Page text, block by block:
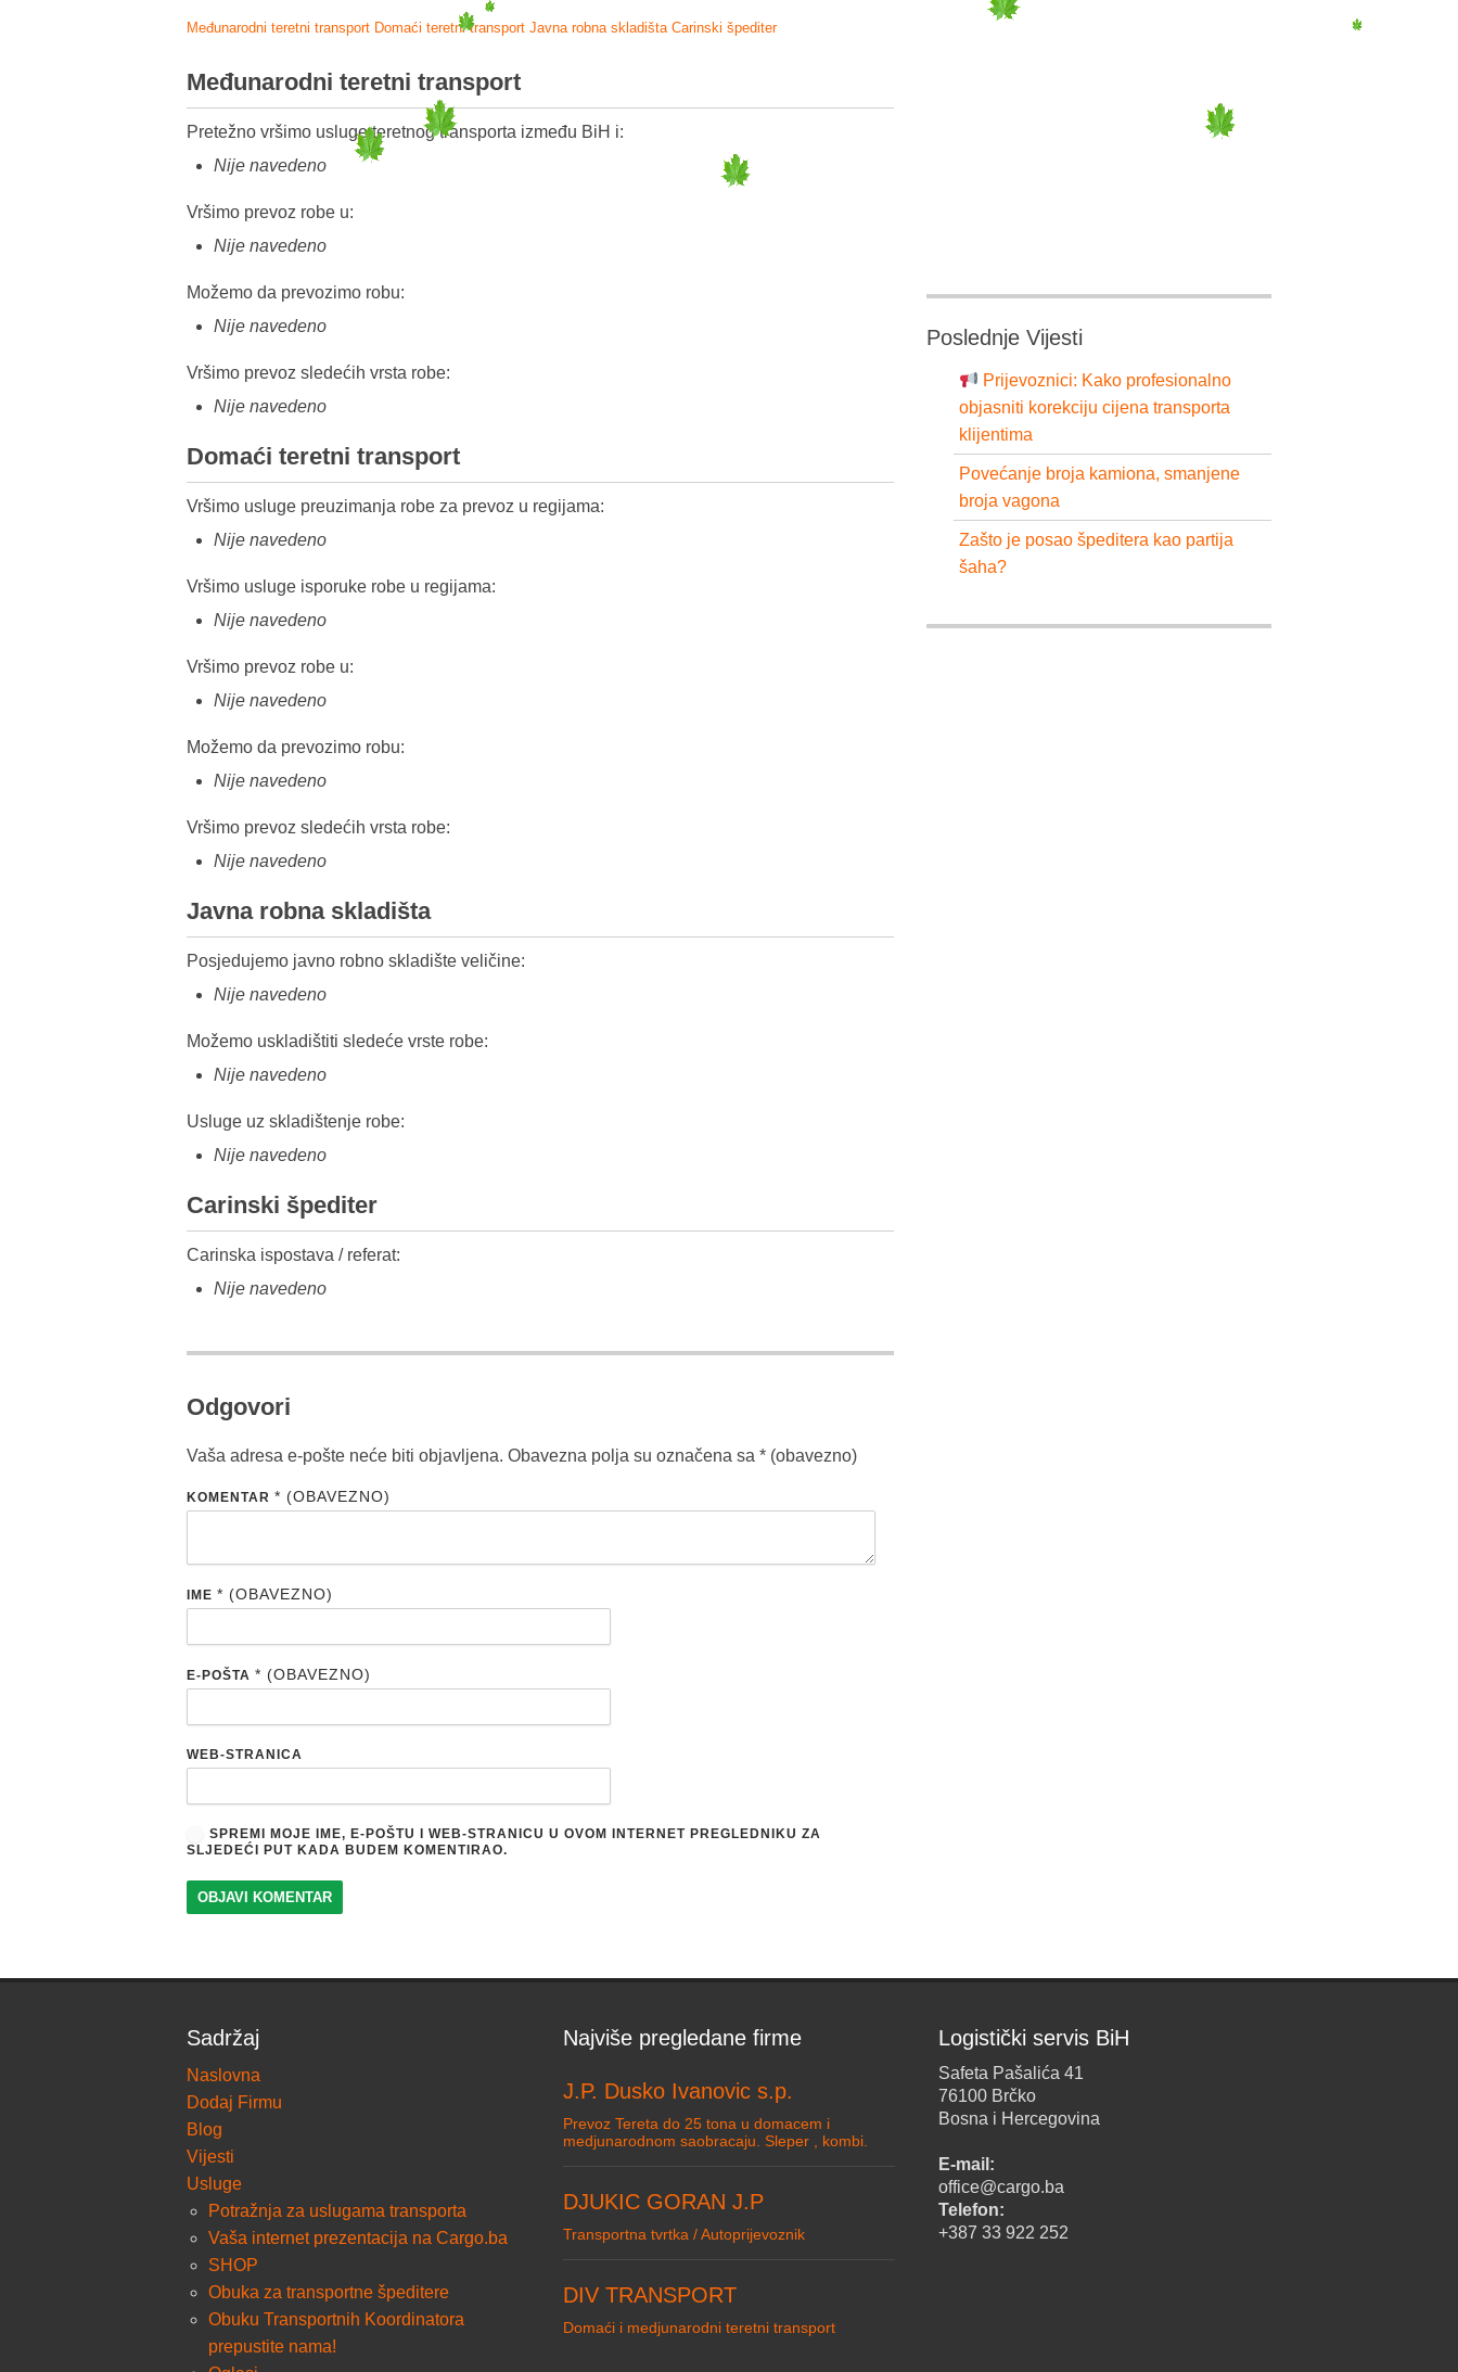
Međunarodni teretni transport Domaći teretni transport Javna robna skladišta Carinski špediter
Međunarodni teretni transport
Pretežno vršimo usluge teretnog transporta između BiH i:
Nije navedeno
Vršimo prevoz robe u:
Nije navedeno
Možemo da prevozimo robu:
Nije navedeno
Vršimo prevoz sledećih vrsta robe:
Nije navedeno
Domaći teretni transport
Vršimo usluge preuzimanja robe za prevoz u regijama:
Nije navedeno
Vršimo usluge isporuke robe u regijama:
Nije navedeno
Vršimo prevoz robe u:
Nije navedeno
Možemo da prevozimo robu:
Nije navedeno
Vršimo prevoz sledećih vrsta robe:
Nije navedeno
Javna robna skladišta
Posjedujemo javno robno skladište veličine:
Nije navedeno
Možemo uskladištiti sledeće vrste robe:
Nije navedeno
Usluge uz skladištenje robe:
Nije navedeno
Carinski špediter
Carinska ispostava / referat:
Nije navedeno
Odgovori
Vaša adresa e-pošte neće biti objavljena. Obavezna polja su označena sa * (obavezno)
KOMENTAR * (OBAVEZNO)
IME * (OBAVEZNO)
E-POŠTA * (OBAVEZNO)
WEB-STRANICA
SPREMI MOJE IME, E-POŠTU I WEB-STRANICU U OVOM INTERNET PREGLEDNIKU ZA
SLJEDEĆI PUT KADA BUDEM KOMENTIRAO.
Poslednje Vijesti
Prijevoznici: Kako profesionalno
objasniti korekciju cijena transporta
klijentima
Povećanje broja kamiona, smanjene
broja vagona
Zašto je posao špeditera kao partija
šaha?
Sadržaj
Naslovna
Dodaj Firmu
Blog
Vijesti
Usluge
Potražnja za uslugama transporta
Vaša internet prezentacija na Cargo.ba
SHOP
Obuka za transportne špeditere
Obuku Transportnih Koordinatora
prepustite nama!
Najviše pregledane firme
J.P. Dusko Ivanovic s.p.
Prevoz Tereta do 25 tona u domacem i
medjunarodnom saobracaju. Sleper , kombi.
DJUKIC GORAN J.P
Transportna tvrtka / Autoprijevoznik
DIV TRANSPORT
Domaći i medjunarodni teretni transport
Logistički servis BiH
Safeta Pašalića 41
76100 Brčko
Bosna i Hercegovina
E-mail:
office@cargo.ba
Telefon:
+387 33 922 252